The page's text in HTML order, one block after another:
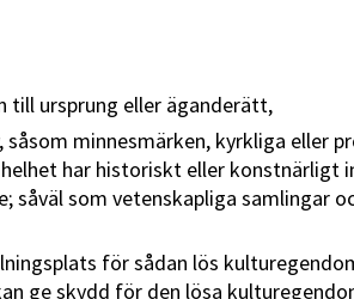
till ursprung eller äganderätt,
minnesmärken, kyrkliga eller
har historiskt eller konstnärligt
som vetenskapliga samlingar
för sådan lös
ge skydd för den lösa